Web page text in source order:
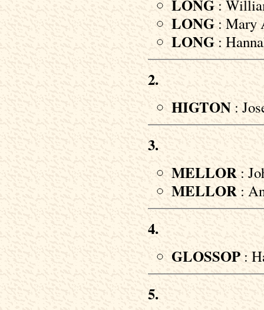
LONG :
LONG : Mary
LONG :
2.
HIGTON :
3.
MELLOR :
MELLOR :
4.
GLOSSOP :
5.